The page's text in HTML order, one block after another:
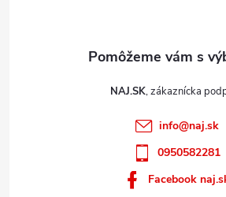
NAJ.SK
info@naj.sk
0950582281
Facebook